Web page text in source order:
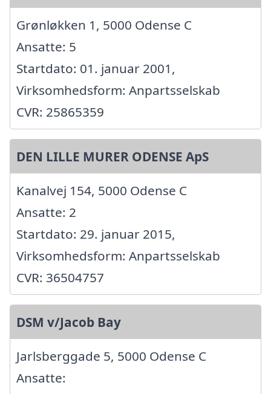
Grønløkken 1, 5000 Odense C
Ansatte: 5
Startdato: 01. januar 2001,
Virksomhedsform: Anpartsselskab
CVR: 25865359
DEN LILLE MURER ODENSE ApS
Kanalvej 154, 5000 Odense C
Ansatte: 2
Startdato: 29. januar 2015,
Virksomhedsform: Anpartsselskab
CVR: 36504757
DSM v/Jacob Bay
Jarlsberggade 5, 5000 Odense C
Ansatte: